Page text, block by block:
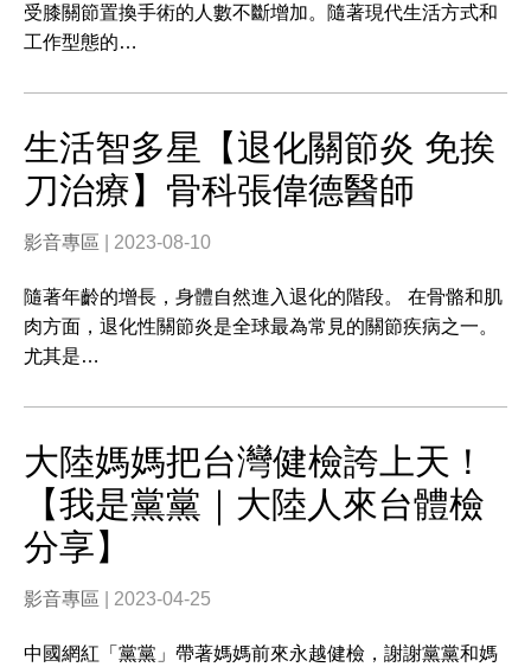
受膝關節置換手術的人數不斷增加。隨著現代生活方式和
工作型態的…
生活智多星【退化關節炎 免挨
刀治療】骨科張偉德醫師
影音專區 | 2023-08-10
隨著年齡的增長，身體自然進入退化的階段。 在骨骼和肌
肉方面，退化性關節炎是全球最為常見的關節疾病之一。
尤其是…
大陸媽媽把台灣健檢誇上天！
【我是黨黨｜大陸人來台體檢
分享】
影音專區 | 2023-04-25
中國網紅「黨黨」帶著媽媽前來永越健檢，謝謝黨黨和媽